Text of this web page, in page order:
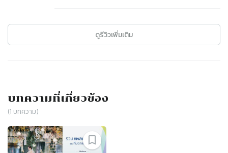
ดูรีวิวเพิ่มเติม
บทความที่เกี่ยวข้อง
(1 บทความ)